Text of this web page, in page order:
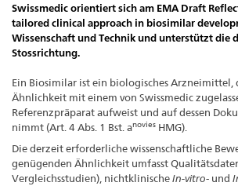
Swissmedic orientiert sich am EMA Draft
tailored clinical approach in biosimilar
Wissenschaft und Technik und unterstützt die
Stossrichtung.
Ein Biosimilar ist ein biologisches Arzneimittel,
Ähnlichkeit mit einem von Swissmedic
Referenzpräparat aufweist und auf dessen
nimmt (Art. 4 Abs. 1 Bst. anovies HMG).
Die derzeit erforderliche wissenschaftliche
genügenden Ähnlichkeit umfasst
Vergleichsstudien), nichtklinischeIn-vitro- und